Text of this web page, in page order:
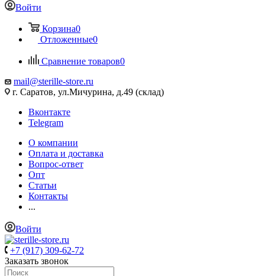
Войти
Корзина0
Отложенные0
Сравнение товаров0
mail@sterille-store.ru
г. Саратов, ул.Мичурина, д.49 (склад)
Вконтакте
Telegram
О компании
Оплата и доставка
Вопрос-ответ
Опт
Статьи
Контакты
...
Войти
+7 (917) 309-62-72
Заказать звонок